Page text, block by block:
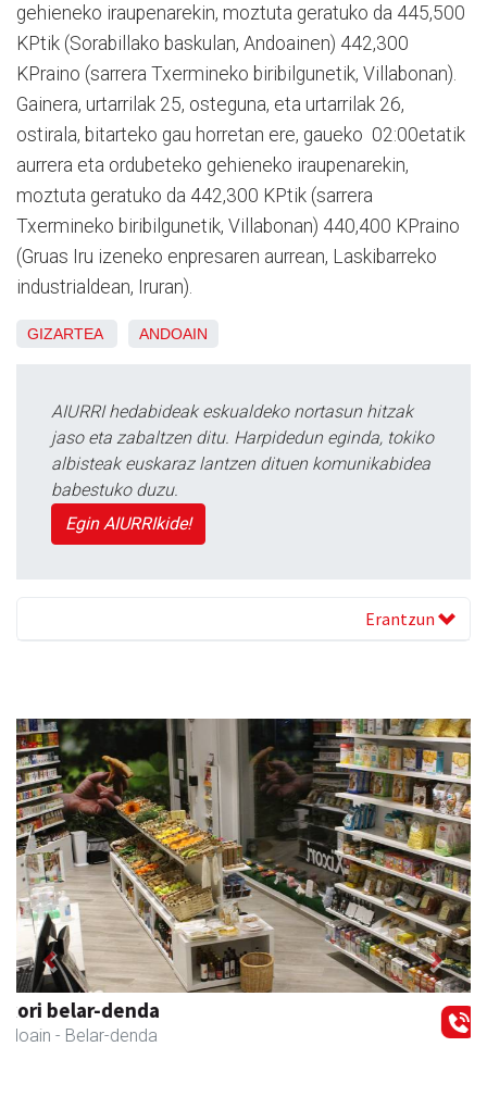
gehieneko iraupenarekin, moztuta geratuko da 445,500
KPtik (Sorabillako baskulan, Andoainen) 442,300
KPraino (sarrera Txermineko biribilgunetik, Villabonan).
Gainera, urtarrilak 25, osteguna, eta urtarrilak 26,
ostirala, bitarteko gau horretan ere, gaueko 02:00etatik
aurrera eta ordubeteko gehieneko iraupenarekin,
moztuta geratuko da 442,300 KPtik (sarrera
Txermineko biribilgunetik, Villabonan) 440,400 KPraino
(Gruas Iru izeneko enpresaren aurrean, Laskibarreko
industrialdean, Iruran).
GIZARTEA ANDOAIN
AIURRI hedabideak eskualdeko nortasun hitzak
jaso eta zabaltzen ditu. Harpidedun eginda, tokiko
albisteak euskaraz lantzen dituen komunikabidea
babestuko duzu.
Egin AIURRIkide!
Erantzun
GF akademia
Andoain - Akademiak
Previous Next